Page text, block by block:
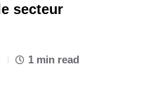
secteur
1 min read